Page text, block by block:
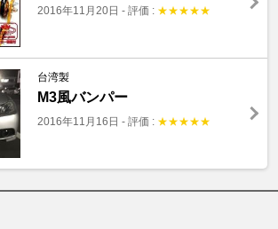
2016年11月20日 - 評価 : ★★★★★
台湾製
M3風バンパー
2016年11月16日 - 評価 : ★★★★★